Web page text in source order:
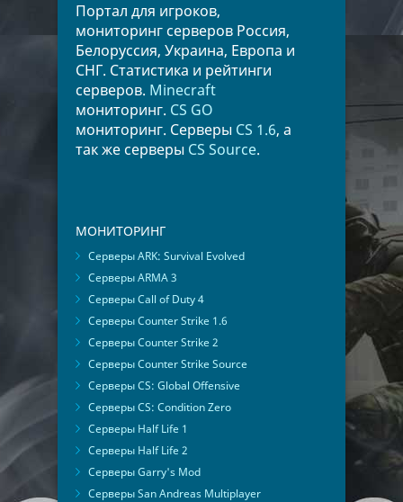
Портал для игроков,
мониторинг серверов Россия,
Белоруссия, Украина, Европа и
СНГ. Статистика и рейтинги
серверов. Minecraft
мониторинг. CS GO
мониторинг. Серверы CS 1.6, а
так же серверы CS Source.
МОНИТОРИНГ
Серверы ARK: Survival Evolved
Серверы ARMA 3
Серверы Call of Duty 4
Серверы Counter Strike 1.6
Серверы Counter Strike 2
Серверы Counter Strike Source
Серверы CS: Global Offensive
Серверы CS: Condition Zero
Серверы Half Life 1
Серверы Half Life 2
Серверы Garry's Mod
Серверы San Andreas Multiplayer